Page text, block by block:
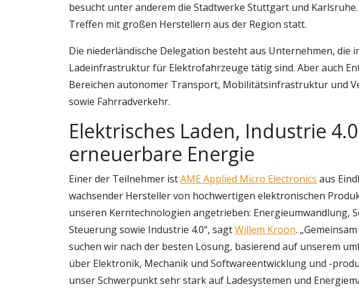
besucht unter anderem die Stadtwerke Stuttgart und Karlsruhe.
Treffen mit großen Herstellern aus der Region statt.
Die niederländische Delegation besteht aus Unternehmen, die
Ladeinfrastruktur für Elektrofahrzeuge tätig sind. Aber auch
Bereichen autonomer Transport, Mobilitätsinfrastruktur und
sowie Fahrradverkehr.
Elektrisches Laden, Industrie
erneuerbare Energie
Einer der Teilnehmer istAME Applied Micro Electronics aus
wachsender Hersteller von hochwertigen elektronischen
unseren Kerntechnologien angetrieben: Energieumwandlung,
Steuerung sowie Industrie 4.0“, sagtWillem Kroon.
suchen wir nach der besten Lösung, basierend auf unserem
über Elektronik, Mechanik und Softwareentwicklung und -
unser Schwerpunkt sehr stark auf Ladesystemen und